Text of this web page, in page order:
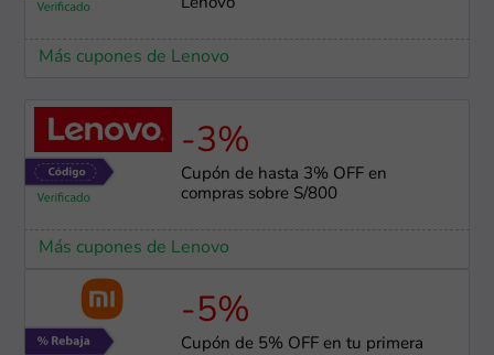
Lenovo
Más cupones de Lenovo
-3%
Cupón de hasta 3% OFF en
compras sobre S/800
Más cupones de Lenovo
-5%
Cupón de 5% OFF en tu primera